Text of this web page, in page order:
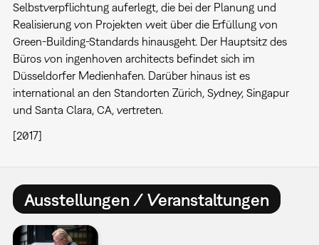
Selbstverpflichtung auferlegt, die bei der Planung und
Realisierung von Projekten weit über die Erfüllung von
Green-Building-Standards hinausgeht. Der Hauptsitz des
Büros von ingenhoven architects befindet sich im
Düsseldorfer Medienhafen. Darüber hinaus ist es
international an den Standorten Zürich, Sydney, Singapur
und Santa Clara, CA, vertreten.
[2017]
Ausstellungen / Veranstaltungen